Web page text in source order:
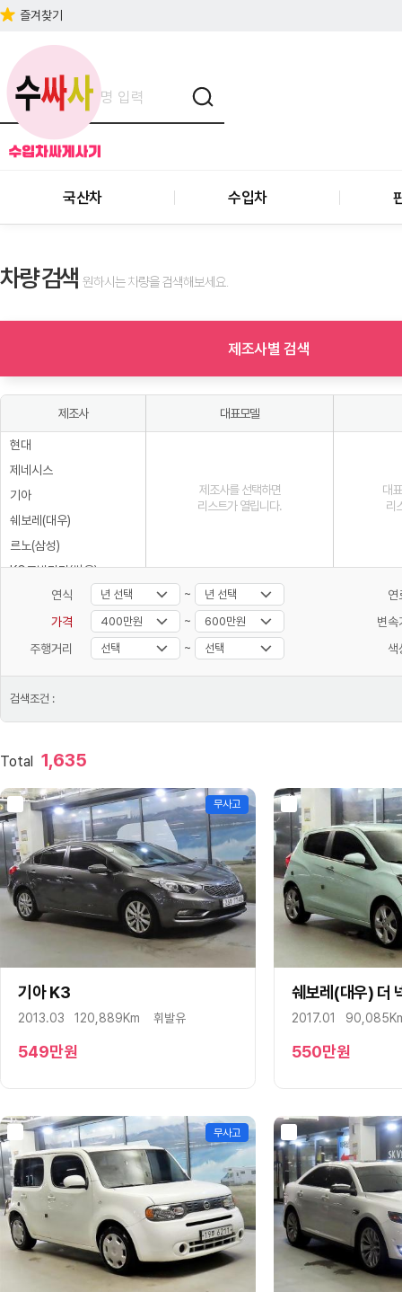
즐겨찾기
국산차 수입차
차량 검색 원하시는 차량을 검색해보세요.
제조사별 검색
제조사
현대
제네시스
기아
쉐보레(대우)
르노(삼성)
KG모빌리티(쌍용)
타타대우
대우버스
AD 모터스
대창모터스(루트17)
범한자동차
마이브(KST 일렉트릭)
세보모빌리티(캠시스)
스마트이브이
우진산전
어울림
에디슨모터스
파워프라자
BMW
벤츠
미니
DS
GMC
LEVC
닛산
다이하쯔
대표모델
제조사를 선택하면
리스트가 열립니다.
대
리
연식 ~
연
가격
~
변속
주행거리
~ 색
검색조건 :
Total 1,635
무사고
구매상담
기아 K3
2013.03 120,889Km 휘발유
549만원
구매상담
쉐보레(대우) 더
2017.01
550만원
무사고